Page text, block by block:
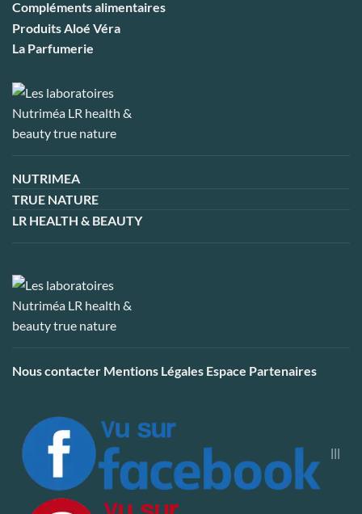
Compléments alimentaires
Produits Aloé Véra
La Parfumerie
NUTRIMEA
TRUE NATURE
LR HEALTH & BEAUTY
Nous contacter Mentions Légales Espace Partenaires
|||